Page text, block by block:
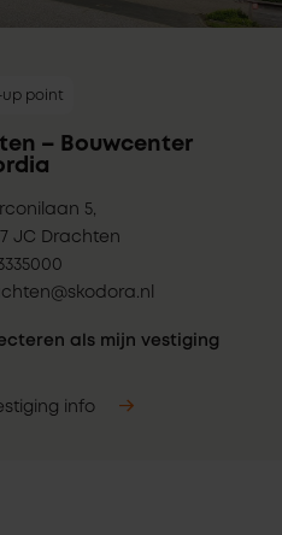
up point
– Bouwcenter
5,
JC Drachten
als mijn vestiging
info